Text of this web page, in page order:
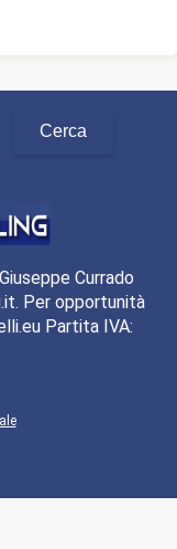
Currado
Per opportunità
Partita IVA: